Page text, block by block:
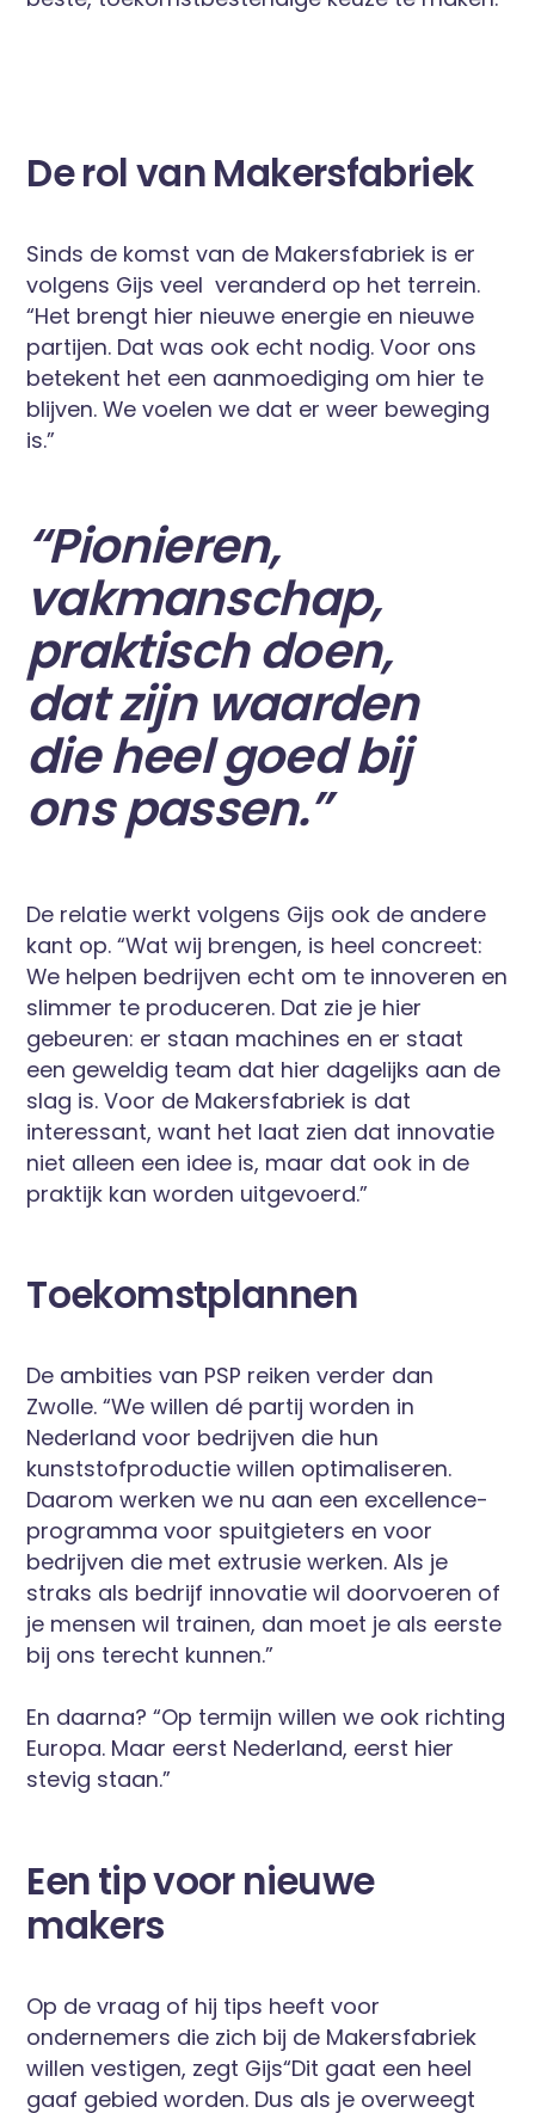
De rol van Makersfabriek
Sinds de komst van de Makersfabriek is er
volgens Gijs veel veranderd op het terrein.
“Het brengt hier nieuwe energie en nieuwe
partijen. Dat was ook echt nodig. Voor ons
betekent het een aanmoediging om hier te
blijven. We voelen we dat er weer beweging
is.”
“Pionieren,
vakmanschap,
praktisch doen,
dat zijn waarden
die heel goed bij
ons passen.”
De relatie werkt volgens Gijs ook de andere
kant op. “Wat wij brengen, is heel concreet:
We helpen bedrijven echt om te innoveren en
slimmer te produceren. Dat zie je hier
gebeuren: er staan machines en er staat
een geweldig team dat hier dagelijks aan de
slag is. Voor de Makersfabriek is dat
interessant, want het laat zien dat innovatie
niet alleen een idee is, maar dat ook in de
praktijk kan worden uitgevoerd.”
Toekomstplannen
De ambities van PSP reiken verder dan
Zwolle. “We willen dé partij worden in
Nederland voor bedrijven die hun
kunststofproductie willen optimaliseren.
Daarom werken we nu aan een excellence-
programma voor spuitgieters en voor
bedrijven die met extrusie werken. Als je
straks als bedrijf innovatie wil doorvoeren of
je mensen wil trainen, dan moet je als eerste
bij ons terecht kunnen.”
En daarna? “Op termijn willen we ook richting
Europa. Maar eerst Nederland, eerst hier
stevig staan.”
Een tip voor nieuwe
makers
Op de vraag of hij tips heeft voor
ondernemers die zich bij de Makersfabriek
willen vestigen, zegt Gijs“Dit gaat een heel
gaaf gebied worden. Dus als je overweegt